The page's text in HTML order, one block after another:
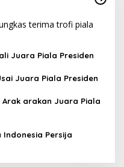
Juara Piala Presiden
Juara Piala Presiden
Arak arakan Juara Piala
Persija